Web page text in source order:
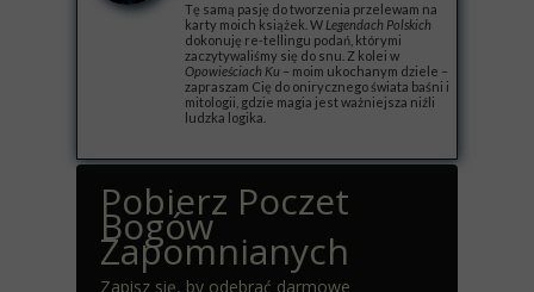
Tę samą pasję do tworzenia przelewam na
karty moich książek. W Legendach Polskich
dokonuję re-tellingu podań, którymi
zaczytywaliśmy się do snu. Z kolei w
Opowieściach Ku – moim ukochanym dziele –
zapraszam Cię do onirycznego świata baśni i
mitologii, gdzie magia jest ważniejsza niźli
ludzka logika.
Pobierz Poczet
Bogów
Zapomnianych
Zapisz się, by odebrać darmowe